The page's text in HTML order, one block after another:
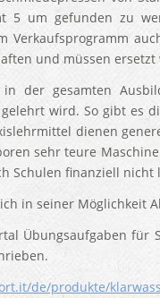
5 um gefunden zu
Verkaufsprogramm
und müssen
der gesamten
wird. So gibt es
dienen
sehr teure
Schulen finanziell nicht
in seiner Möglichkeit
Übungsaufgaben für
de/produkte/